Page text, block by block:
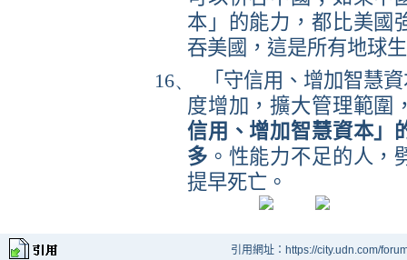
本」的能力，都比美國
吞美國，這是所有地球
16、
「守信用、增加智慧
度增加，擴大管理範圍
信用、增加智慧資本」
多 。性能力不足的人，
提早死亡。
引用網址：https://city.udn.com/